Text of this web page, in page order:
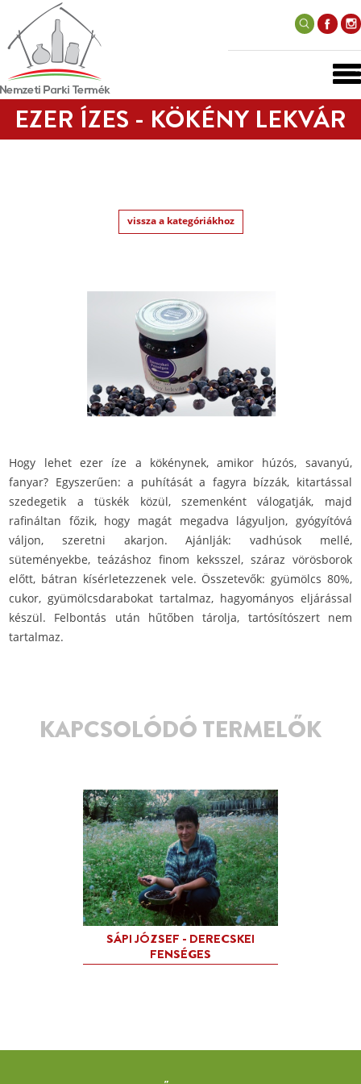
EZER ÍZES - KÖKÉNY LEKVÁR
vissza a kategóriákhoz
Hogy lehet ezer íze a kökénynek, amikor húzós, savanyú,
fanyar? Egyszerűen: a puhítását a fagyra bízzák, kitartással
szedegetik a tüskék közül, szemenként válogatják, majd
rafináltan főzik, hogy magát megadva lágyuljon, gyógyítóvá
váljon, szeretni akarjon. Ajánlják: vadhúsok mellé,
süteményekbe, teázáshoz finom keksszel, száraz vörösborok
előtt, bátran kísérletezzenek vele. Összetevők: gyümölcs 80%,
cukor, gyümölcsdarabokat tartalmaz, hagyományos eljárással
készül. Felbontás után hűtőben tárolja, tartósítószert nem
tartalmaz.
KAPCSOLÓDÓ TERMELŐK